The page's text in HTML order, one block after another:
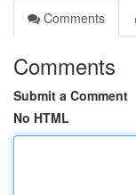
Comments
Comments
Submit a Comment
No HTML